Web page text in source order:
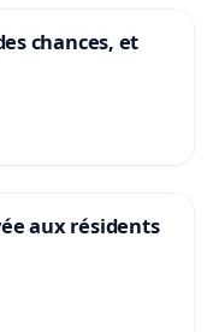
chances, et
aux résidents